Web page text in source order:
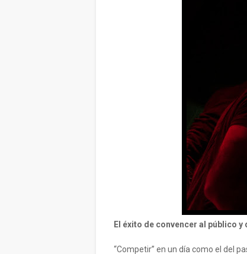
El éxito de convencer al público
“Competir” en un día como el del